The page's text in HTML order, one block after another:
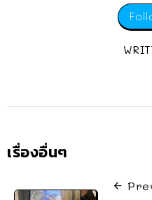
เรื่องอื่นๆ